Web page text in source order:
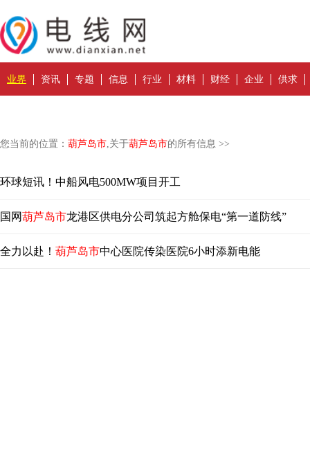
业界 资讯 专题 信息 行业 材料 财经 企业 供求
您当前的位置： 葫芦岛市,关于葫芦岛市的所有信息 >>
环球短讯！中船风电500MW项目开工
国网葫芦岛市龙港区供电分公司筑起方舱保电“第一道防线”
全力以赴！ 葫芦岛市中心医院传染医院6小时添新电能